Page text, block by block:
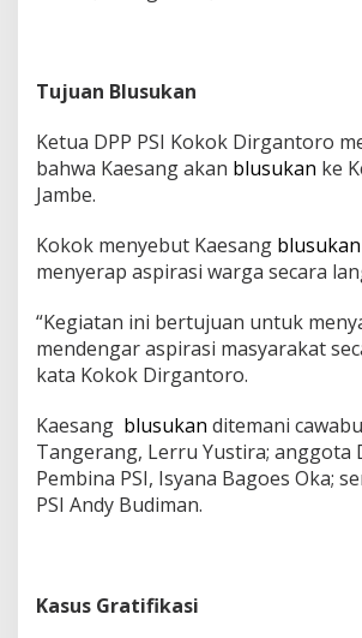
Tujuan Blusukan
Ketua DPP PSI Kokok Dirgantoro
bahwa Kaesang akan blusukan ke
Jambe.
Kokok menyebut Kaesang blusukan
menyerap aspirasi warga secara
“Kegiatan ini bertujuan untuk
mendengar aspirasi masyarakat
kata Kokok Dirgantoro.
Kaesang blusukan ditemani
Tangerang, Lerru Yustira; anggota
Pembina PSI, Isyana Bagoes Oka;
PSI Andy Budiman.
Kasus Gratifikasi